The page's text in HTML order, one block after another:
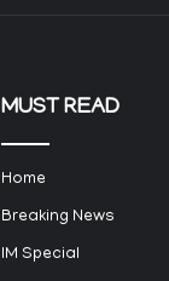
MUST READ
Home
Breaking News
IM Special